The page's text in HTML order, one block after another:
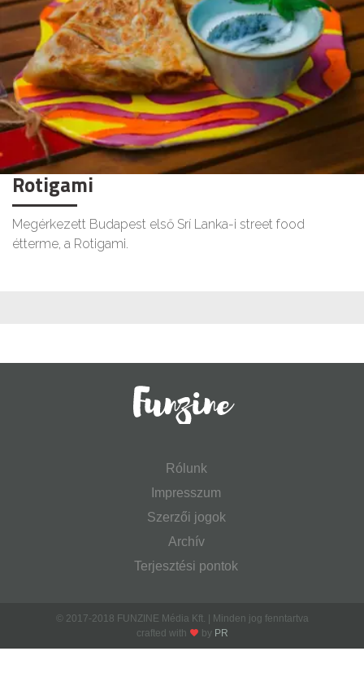
Rotigami
Megérkezett Budapest első Srí Lanka-i street food
étterme, a Rotigami.
Rólunk
Impresszum
Szerzői jogok
Archív
Terjesztési pontok
© 2017-2018 FUNZINE Média Kft. | Minden jog fenntartva
crafted with
by PR